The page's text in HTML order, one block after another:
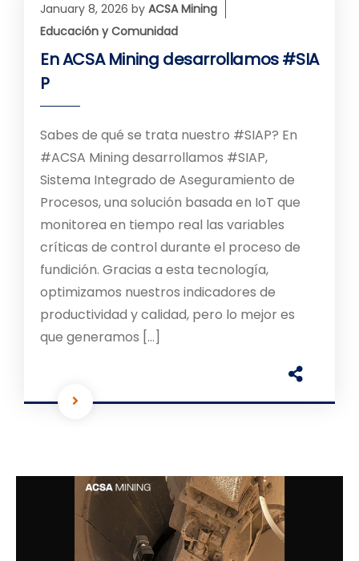
January 8, 2026 by ACSA Mining
Educación y Comunidad
En ACSA Mining desarrollamos #SIA
P
Sabes de qué se trata nuestro #SIAP? En
#ACSA Mining desarrollamos #SIAP,
Sistema Integrado de Aseguramiento de
Procesos, una solución basada en IoT que
monitorea en tiempo real las variables
críticas de control durante el proceso de
fundición. Gracias a esta tecnología,
optimizamos nuestros indicadores de
productividad y calidad, pero lo mejor es
que generamos […]